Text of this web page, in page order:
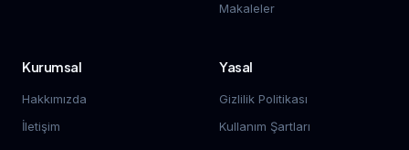
Makaleler
Kurumsal
Hakkımızda
İletişim
Yasal
Gizlilik Politikası
Kullanım Şartları